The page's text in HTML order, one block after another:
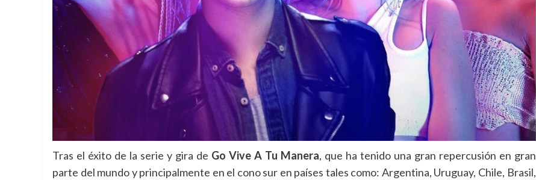
Tras el éxito de la serie y gira de Go Vive A Tu Manera, que ha tenido una gran repercusión en gran
parte del mundo y principalmente en el cono sur en países tales como: Argentina, Uruguay, Chile, Brasil,